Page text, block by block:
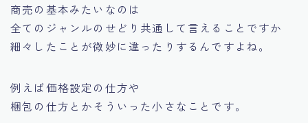
商売の基本みたいなのは
全てのジャンルのせどり共通して言えることですか
細々したことが微妙に違ったりするんですよね。
例えば価格設定の仕方や
梱包の仕方とかそういった小さなことです。